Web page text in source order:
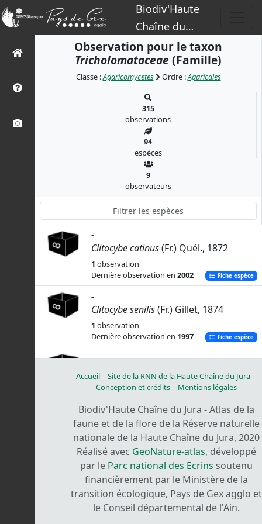
Biodiv'Haute
Chaîne du
Jura
Observation pour le taxon
Tricholomataceae(Famille)
Classe :Agaricomycetes Ordre :Agaricales
315
observations
94
espèces
9
observateurs
-
Clitocybe catinus(Fr.) Quél., 1872
1 observation
Dernière observation en 2002 Fiche espèce
-
Clitocybe senilis(Fr.) Gillet, 1874
1 observation
Dernière observation en 1997 Fiche espèce
-
Tricholoma viridifucatum Bon, 1976
observation
Clitocybe bicolore
Clitocybe decembrisSinger, 1962
3observations
Dernière observation en2013 Fiche espèce
Armillaire pied-bot
Armillaria cepistipesVelen., 1920
4observations
Accueil | Site de la RNN de la Haute Chaîne du Jura |
Conception et crédits| Mentions légales
Biodiv'Haute Chaîne du Jura - Atlas de la
faune et de la flore de la Réserve naturelle
nationale de la Haute Chaîne du Jura, 2020
Réalisé avec GeoNature-atlas, développé
par le Parc national des Ecrins soutenu
financièrement par le Ministère de la
transition écologique, Pays de Gex agglo et
le Conseil départemental de l'Ain.